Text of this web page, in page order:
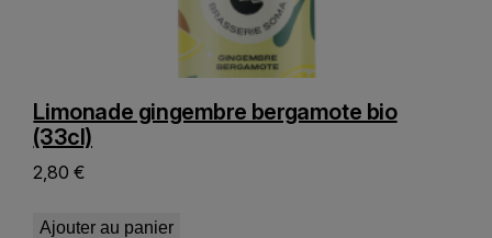
Limonade gingembre bergamote bio
(33cl)
2,80€
Ajouter au panier